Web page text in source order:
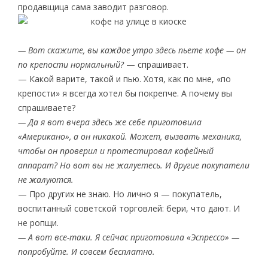
продавщица сама заводит разговор.
— Вот скажите, вы каждое утро здесь пьете кофе — он
по крепости нормальный?— спрашивает.
— Какой варите, такой и пью. Хотя, как по мне, «по
крепости» я всегда хотел бы покрепче. А почему вы
спрашиваете?
— Да я вот вчера здесь же себе приготовила
«Американо», а он никакой. Может, вызвать механика,
чтобы он проверил и протестировал кофейный
аппарат? Но вот вы не жалуетесь. И другие покупатели
не жалуются.
— Про других не знаю. Но лично я — покупатель,
воспитанный советской торговлей: бери, что дают. И
не ропщи.
— А вот все-таки. Я сейчас приготовила «Эспрессо» —
попробуйте. И совсем бесплатно.